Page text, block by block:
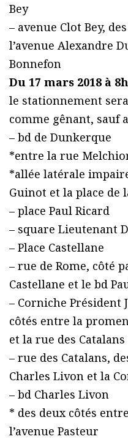
Bey
– avenue Clot Bey,
l’avenue Alexandre
Bonnefon
Du 17 mars 2018 à
le stationnement
comme gênant, sauf
– bd de Dunkerque
*entre la rue
*allée latérale
Guinot et la place de
– place Paul Ricard
– square Lieutenant
– Place Castellane
– rue de Rome, côté
Castellane et le bd
– Corniche Président
côtés entre la
et la rue des Catalans
– rue des Catalans,
Charles Livon et la
– bd Charles Livon
* des deux côtés
l’avenue Pasteur